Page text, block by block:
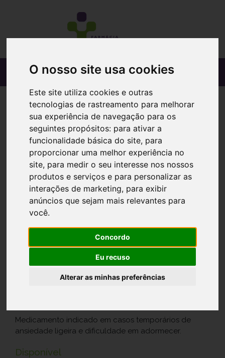
O nosso site usa cookies
Este site utiliza cookies e outras
tecnologias de rastreamento para melhorar
sua experiência de navegação para os
seguintes propósitos: para ativar a
funcionalidade básica do site, para
proporcionar uma melhor experiência no
site, para medir o seu interesse nos nossos
produtos e serviços e para personalizar as
interações de marketing, para exibir
anúncios que sejam mais relevantes para
você.
Concordo
Eu recuso
Alterar as minhas preferências
Valdispert, 450 mg x 20 comp rev
Vemedia Manufacturing B.V.
Medicamento indicado em casos temporários de
ansiedade ligeira e dificuldade em adormecer.
Disponível